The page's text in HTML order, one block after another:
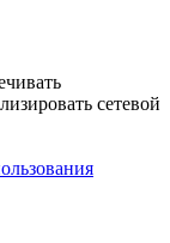
сетевой